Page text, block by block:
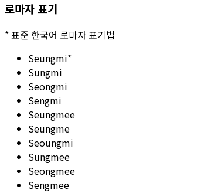
로마자 표기
*표준 한국어 로마자 표기법
Seungmi*
Sungmi
Seongmi
Sengmi
Seungmee
Seungme
Seoungmi
Sungmee
Seongmee
Sengmee